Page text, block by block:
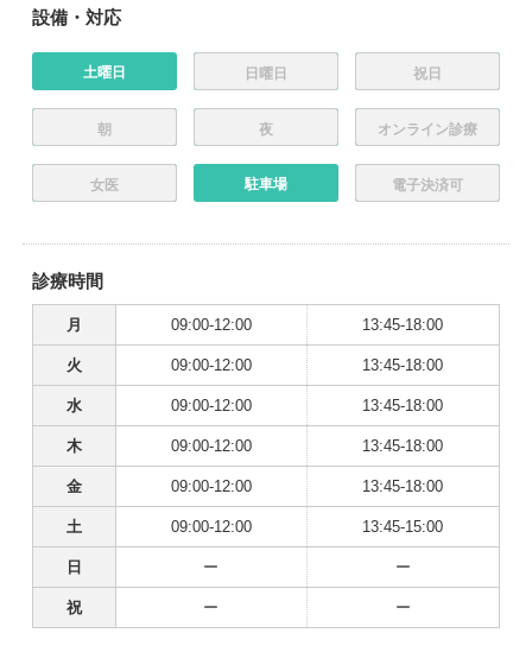
設備・対応
土曜日 日曜日 祝日
朝 夜 オンライン診療
女医 駐車場 電子決済可
診療時間
月 09:00-12:00 13:45-18:00
火 09:00-12:00 13:45-18:00
水 09:00-12:00 13:45-18:00
木 09:00-12:00 13:45-18:00
金 09:00-12:00 13:45-18:00
土 09:00-12:00 13:45-15:00
日 ー ー
祝 ー ー